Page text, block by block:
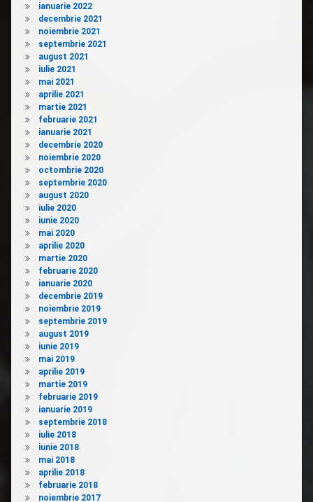
ianuarie 2022
decembrie 2021
noiembrie 2021
septembrie 2021
august 2021
iulie 2021
mai 2021
aprilie 2021
martie 2021
februarie 2021
ianuarie 2021
decembrie 2020
noiembrie 2020
octombrie 2020
septembrie 2020
august 2020
iulie 2020
iunie 2020
mai 2020
aprilie 2020
martie 2020
februarie 2020
ianuarie 2020
decembrie 2019
noiembrie 2019
septembrie 2019
august 2019
iunie 2019
mai 2019
aprilie 2019
martie 2019
februarie 2019
ianuarie 2019
septembrie 2018
iulie 2018
iunie 2018
mai 2018
aprilie 2018
februarie 2018
noiembrie 2017